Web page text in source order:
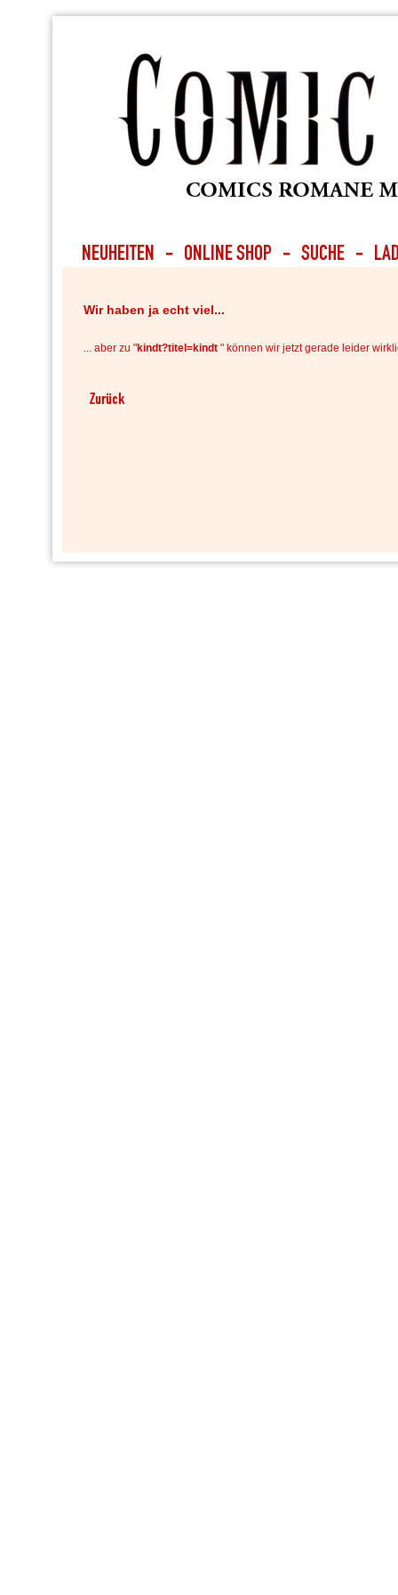
Wir haben ja echt viel...
... aber zu "kindt?titel=kindt " können wir jetzt gerade leider